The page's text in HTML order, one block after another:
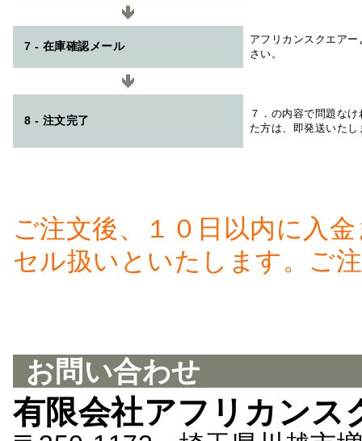
7 - 在庫確認メール
アフリカンスクエアー
さい。
8 - 注文完了
７．の内容で問題な
た方は、即発送いたし
ご注文後、１０日以内に入
セル扱いといたします。ご
お問い合わせ
有限会社アフリカンス